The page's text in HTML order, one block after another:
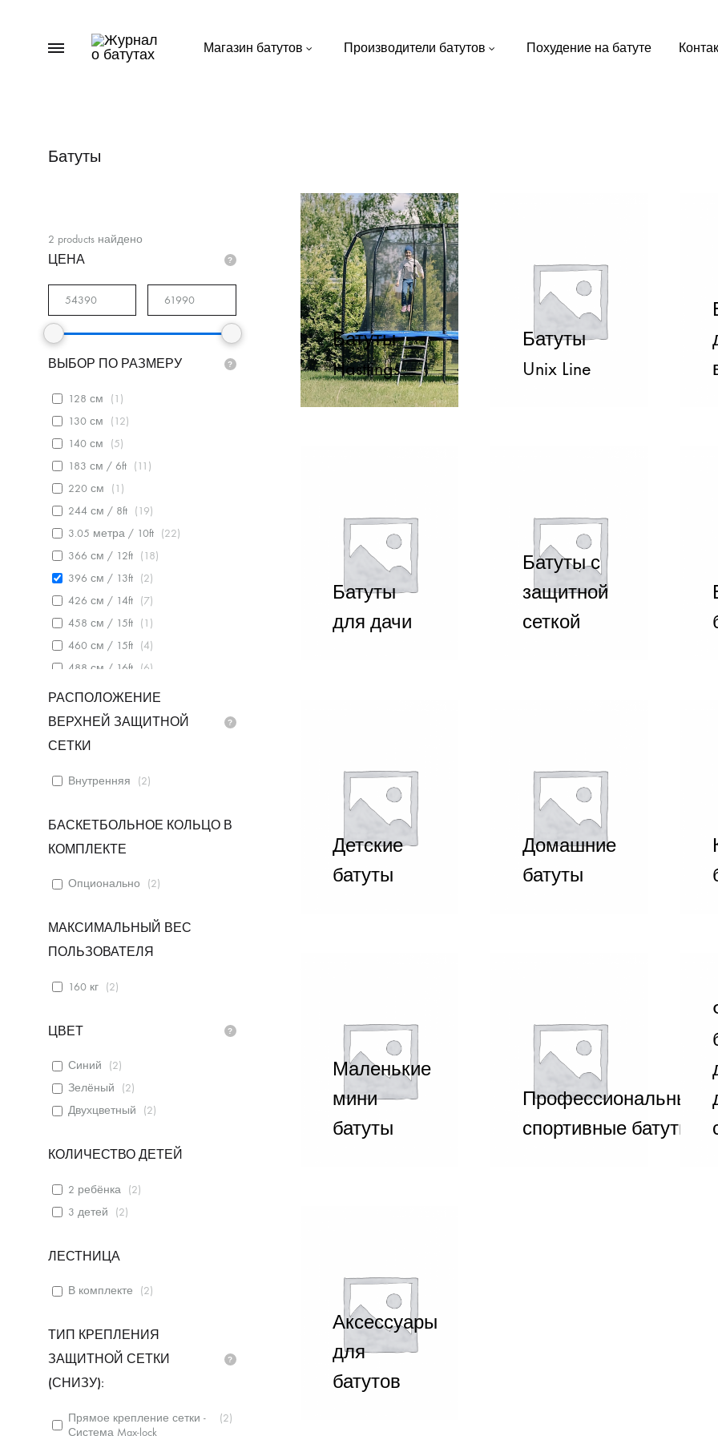
Menu
для
Магазин батутов Производители батутов Похудение на батуте
Батуты
Батуты
Hasttings
Батуты
Unix Line
Батуты
для дачи
Батуты с
защитной
сеткой
Детские
батуты
Домашние
батуты
Маленькие
мини
батуты
Профессиональные
спортивные батуты
Аксессуары
для
батутов
2 products найдено
ЦЕНА
ВЫБОР ПО РАЗМЕРУ
128 см (1 )
130 см
(12)
140 см
(5)
183 см / 6ft
(11 )
220 см
(1 )
244 см / 8ft
(19)
3.05 метра / 10ft
(22)
366 см / 12ft
(18)
396 см / 13ft
(2)
426 см / 14ft
(7)
458 см / 15ft
(1 )
460 см / 15ft
(4)
488 см / 16ft
(6)
РАСПОЛОЖЕНИЕ
ВЕРХНЕЙ ЗАЩИТНОЙ
СЕТКИ
Внутренняя (2)
БАСКЕТБОЛЬНОЕ КОЛЬЦО В
КОМПЛЕКТЕ
Опционально (2)
МАКСИМАЛЬНЫЙ ВЕС
ПОЛЬЗОВАТЕЛЯ
160 кг (2)
ЦВЕТ
Синий (2)
Зелёный
(2)
Двухцветный
(2)
КОЛИЧЕСТВО ДЕТЕЙ
2 ребёнка (2)
3 детей
(2)
ЛЕСТНИЦА
В комплекте (2)
ТИП КРЕПЛЕНИЯ
ЗАЩИТНОЙ СЕТКИ
(СНИЗУ):
Прямое крепление сетки -
Система Max-lock
(2)